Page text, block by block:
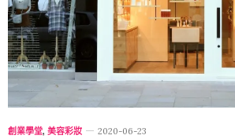
創業學堂, 美容彩妝 2020-06-23